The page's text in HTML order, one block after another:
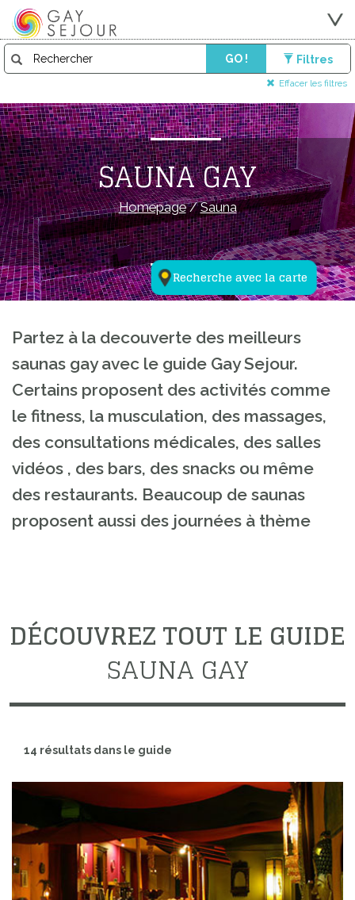
GO ! Filtres
Effacer les filtres
Recherche avec la carte
SAUNA GAY
Homepage/Sauna
Partez à la decouverte des meilleurs
saunas gay avec le guide Gay Sejour.
Certains proposent des activités comme
le fitness, la musculation, des massages,
des consultations médicales, des salles
vidéos , des bars, des snacks ou même
des restaurants. Beaucoup de saunas
proposent aussi des journées à thème
DÉCOUVREZ TOUT LE GUIDE
SAUNA GAY
14 résultats dans le guide